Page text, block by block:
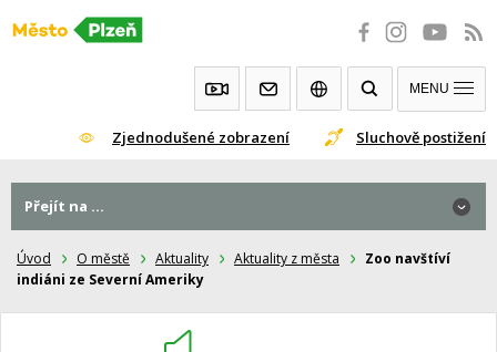
Přeskočit
Zjednodušené zobrazení Sluchově postižení
MENU
Úvod O městě Aktuality Aktuality z města
Zoo navštíví
indiáni ze Severní Ameriky
Přejít na ...